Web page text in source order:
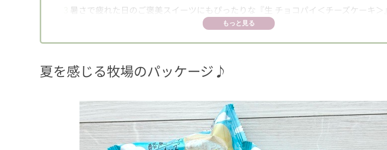
暑さで疲れた日のご褒美スイーツにもぴったりな『生 チョコパイ＜チーズケーキ＞』
もっと見る
夏を感じる牧場のパッケージ♪